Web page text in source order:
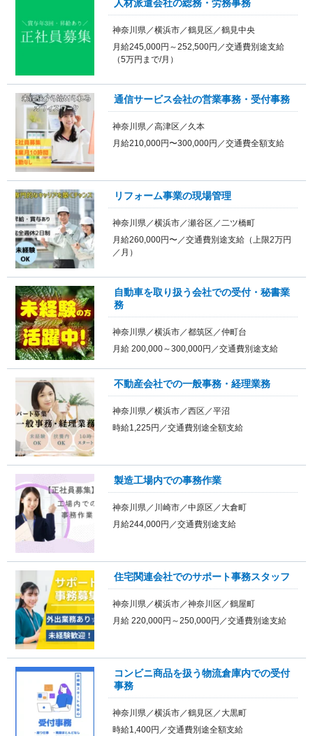
人材派遣会社の総務・労務事務
神奈川県／横浜市／鶴見区／鶴見中央
月給245,000円～252,500円／交通費別途支給
（5万円まで/月）
通信サービス会社の営業事務・受付事務
神奈川県／高津区／久本
月給210,000円〜300,000円／交通費全額支給
リフォーム事業の現場管理
神奈川県／横浜市／瀬谷区／二ツ橋町
月給260,000円〜／交通費別途支給（上限2万円
／月）
自動車を取り扱う会社での受付・秘書業
務
神奈川県／横浜市／都筑区／仲町台
月給 200,000～300,000円／交通費別途支給
不動産会社での一般事務・経理業務
神奈川県／横浜市／西区／平沼
時給1,225円／交通費別途全額支給
製造工場内での事務作業
神奈川県／川崎市／中原区／大倉町
月給244,000円／交通費別途支給
住宅関連会社でのサポート事務スタッフ
神奈川県／横浜市／神奈川区／鶴屋町
月給 220,000円～250,000円／交通費別途支給
コンビニ商品を扱う物流倉庫内での受付
事務
神奈川県／横浜市／鶴見区／大黒町
時給1,400円／交通費別途全額支給